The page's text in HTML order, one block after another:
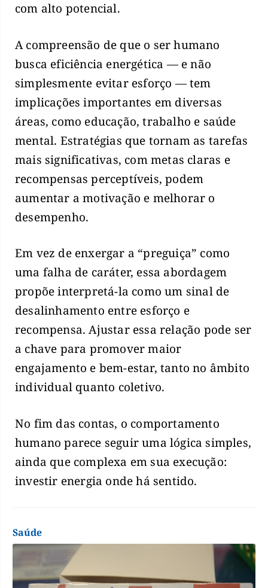
com alto potencial.
A compreensão de que o ser humano
busca eficiência energética — e não
simplesmente evitar esforço — tem
implicações importantes em diversas
áreas, como educação, trabalho e saúde
mental. Estratégias que tornam as tarefas
mais significativas, com metas claras e
recompensas perceptíveis, podem
aumentar a motivação e melhorar o
desempenho.
Em vez de enxergar a “preguiça” como
uma falha de caráter, essa abordagem
propõe interpretá-la como um sinal de
desalinhamento entre esforço e
recompensa. Ajustar essa relação pode ser
a chave para promover maior
engajamento e bem-estar, tanto no âmbito
individual quanto coletivo.
No fim das contas, o comportamento
humano parece seguir uma lógica simples,
ainda que complexa em sua execução:
investir energia onde há sentido.
Saúde